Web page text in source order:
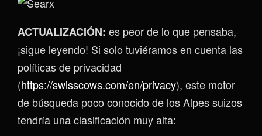
ACTUALIZACIÓN: es peor de lo que pensaba,
¡sigue leyendo! Si solo tuviéramos en cuenta las
políticas de privacidad
(https://swisscows.com/en/privacy), este motor
de búsqueda poco conocido de los Alpes suizos
tendría una clasificación muy alta: